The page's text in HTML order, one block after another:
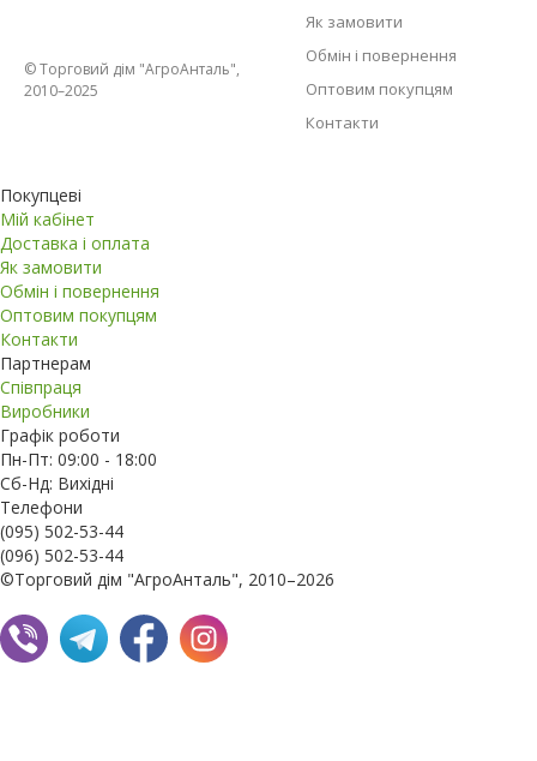
© Торговий дім "АгроАнталь",
2010–2025
Як замовити
Обмін і повернення
Оптовим покупцям
Контакти
Покупцеві
Мій кабінет
Доставка і оплата
Як замовити
Обмін і повернення
Оптовим покупцям
Контакти
Партнерам
Співпраця
Виробники
Графік роботи
Пн-Пт: 09:00 - 18:00
Сб-Нд: Вихідні
Телефони
(095) 502-53-44
(096) 502-53-44
©Торговий дім "АгроАнталь", 2010–2026